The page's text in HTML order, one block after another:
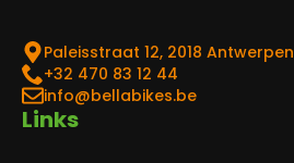
Paleisstraat 12, 2018 Antwerpen
‎+32 470 83 12 44
info@bellabikes.be
Links